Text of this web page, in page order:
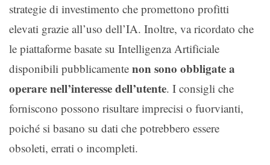
strategie di investimento che promettono profitti
elevati grazie all’uso dell’IA. Inoltre, va ricordato che
le piattaforme basate su Intelligenza Artificiale
disponibili pubblicamente non sono obbligate a
operare nell’interesse dell’utente. I consigli che
forniscono possono risultare imprecisi o fuorvianti,
poiché si basano su dati che potrebbero essere
obsoleti, errati o incompleti.